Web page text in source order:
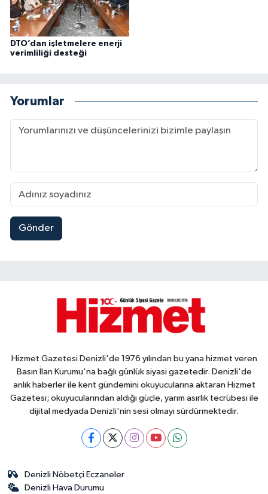
DTO’dan işletmelere enerji
verimliliği desteği
Yorumlar
Gönder
Hizmet Gazetesi Denizli'de 1976 yılından bu yana hizmet veren
Basın İlan Kurumu'na bağlı günlük siyasi gazetedir. Denizli'de
anlık haberler ile kent gündemini okuyucularına aktaran Hizmet
Gazetesi; okuyucularından aldığı güçle, yarım asırlık tecrübesi ile
dijital medyada Denizli'nin sesi olmayı sürdürmektedir.
Denizli Nöbetçi Eczaneler
Denizli Hava Durumu